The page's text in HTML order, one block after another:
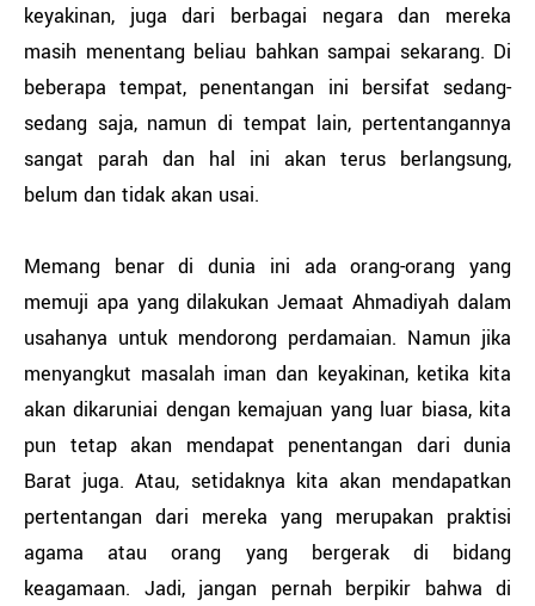
keyakinan, juga dari berbagai negara dan mereka
masih menentang beliau bahkan sampai sekarang. Di
beberapa tempat, penentangan ini bersifat sedang-
sedang saja, namun di tempat lain, pertentangannya
sangat parah dan hal ini akan terus berlangsung,
belum dan tidak akan usai.
Memang benar di dunia ini ada orang-orang yang
memuji apa yang dilakukan Jemaat Ahmadiyah dalam
usahanya untuk mendorong perdamaian. Namun jika
menyangkut masalah iman dan keyakinan, ketika kita
akan dikaruniai dengan kemajuan yang luar biasa, kita
pun tetap akan mendapat penentangan dari dunia
Barat juga. Atau, setidaknya kita akan mendapatkan
pertentangan dari mereka yang merupakan praktisi
agama atau orang yang bergerak di bidang
keagamaan. Jadi, jangan pernah berpikir bahwa di